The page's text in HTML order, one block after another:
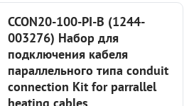
CCON20-100-PI-B (1244-
003276) Набор для
подключения кабеля
параллельного типа conduit
connection Kit for parrallel